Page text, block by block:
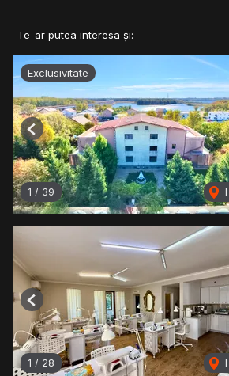
Te-ar putea interesa și:
Exclusivitate
1 / 39
Previous
1 / 28
Previous